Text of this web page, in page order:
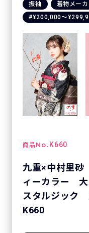
振袖 着物メー
#¥200,000〜
商品No. K660
九重×中村里
ィーカラー
スタルジック
K660